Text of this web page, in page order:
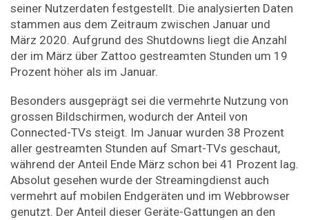
seiner Nutzerdaten festgestellt. Die analysierten Daten
stammen aus dem Zeitraum zwischen Januar und
März 2020. Aufgrund des Shutdowns liegt die Anzahl
der im März über Zattoo gestreamten Stunden um 19
Prozent höher als im Januar.
Besonders ausgeprägt sei die vermehrte Nutzung von
grossen Bildschirmen, wodurch der Anteil von
Connected-TVs steigt. Im Januar wurden 38 Prozent
aller gestreamten Stunden auf Smart-TVs geschaut,
während der Anteil Ende März schon bei 41 Prozent lag.
Absolut gesehen wurde der Streamingdienst auch
vermehrt auf mobilen Endgeräten und im Webbrowser
genutzt. Der Anteil dieser Geräte-Gattungen an den